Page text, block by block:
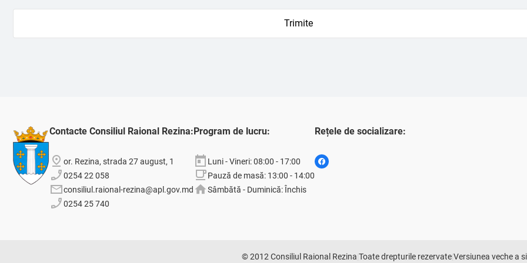
Contacte Consiliul Raional Rezina:
or. Rezina, strada 27 august, 1
0254 22 058
consiliul.raional-rezina@apl.gov.md
0254 25 740
Program de lucru:
Luni - Vineri: 08:00 - 17:00
Pauză de masă: 13:00 - 14:00
Sâmbătă - Duminică: Închis
Rețele de socializare:
© 2012 Consiliul Raional Rezina Toate drepturile rezervate|Versiunea veche a